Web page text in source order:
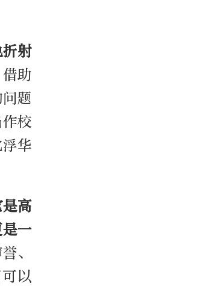
射
助
题
校
华
高
一
、
以